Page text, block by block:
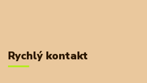
Rychlý kontakt